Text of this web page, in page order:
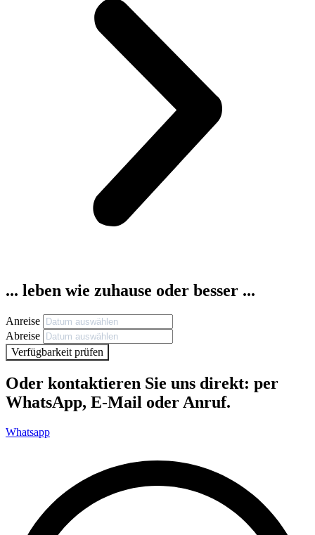
... leben wie zuhause oder besser ...
Anreise
Abreise
Verfügbarkeit prüfen
Oder kontaktieren Sie uns direkt: per
WhatsApp, E-Mail oder Anruf.
Whatsapp